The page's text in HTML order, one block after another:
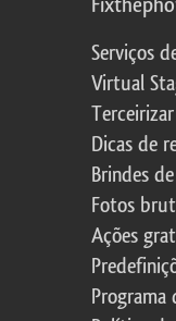
Serviços
Virtual
Dicas de
Brindes
Fotos
Ações
Programa